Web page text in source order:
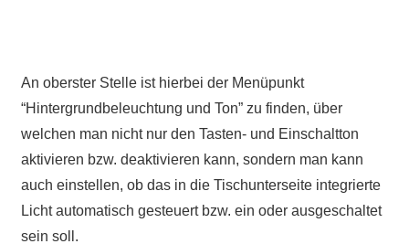
An oberster Stelle ist hierbei der Menüpunkt
“Hintergrundbeleuchtung und Ton” zu finden, über
welchen man nicht nur den Tasten- und Einschaltton
aktivieren bzw. deaktivieren kann, sondern man kann
auch einstellen, ob das in die Tischunterseite integrierte
Licht automatisch gesteuert bzw. ein oder ausgeschaltet
sein soll.